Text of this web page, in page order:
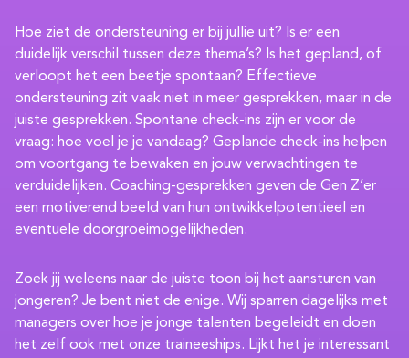
Hoe ziet de ondersteuning er bij jullie uit? Is er een
duidelijk verschil tussen deze thema’s? Is het gepland, of
verloopt het een beetje spontaan? Effectieve
ondersteuning zit vaak niet in meer gesprekken, maar in de
juiste gesprekken. Spontane check-ins zijn er voor de
vraag: hoe voel je je vandaag? Geplande check-ins helpen
om voortgang te bewaken en jouw verwachtingen te
verduidelijken. Coaching-gesprekken geven de Gen Z’er
een motiverend beeld van hun ontwikkelpotentieel en
eventuele doorgroeimogelijkheden.
Zoek jij weleens naar de juiste toon bij het aansturen van
jongeren? Je bent niet de enige. Wij sparren dagelijks met
managers over hoe je jonge talenten begeleidt en doen
het zelf ook met onze traineeships. Lijkt het je interessant